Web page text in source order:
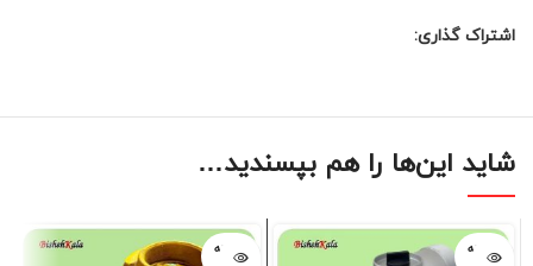
اشتراک گذاری:
شاید این‌ها را هم بپسندید…
فروخته
فروخته